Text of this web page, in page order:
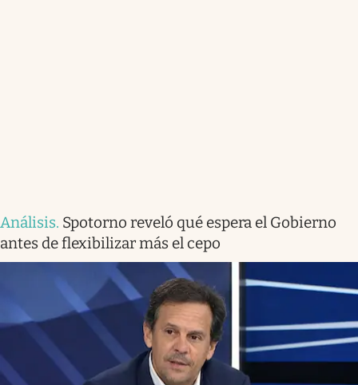
Análisis. Spotorno reveló qué espera el Gobierno
antes de flexibilizar más el cepo